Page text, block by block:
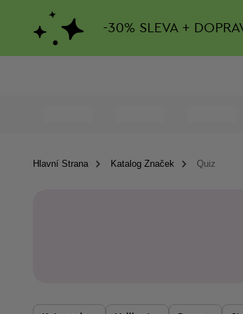
-30% SLEVA +
Hlavní Strana Katalog Značek Quiz